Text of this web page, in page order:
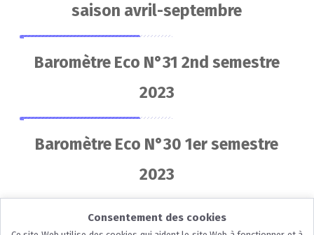
saison avril-septembre
Baromètre Eco N°31 2nd semestre
2023
Baromètre Eco N°30 1er semestre
2023
Présentation Loi de Finances 2024
Consentement des cookies